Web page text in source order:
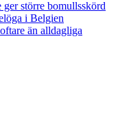
större bomullsskörd
i Belgien
än alldagliga